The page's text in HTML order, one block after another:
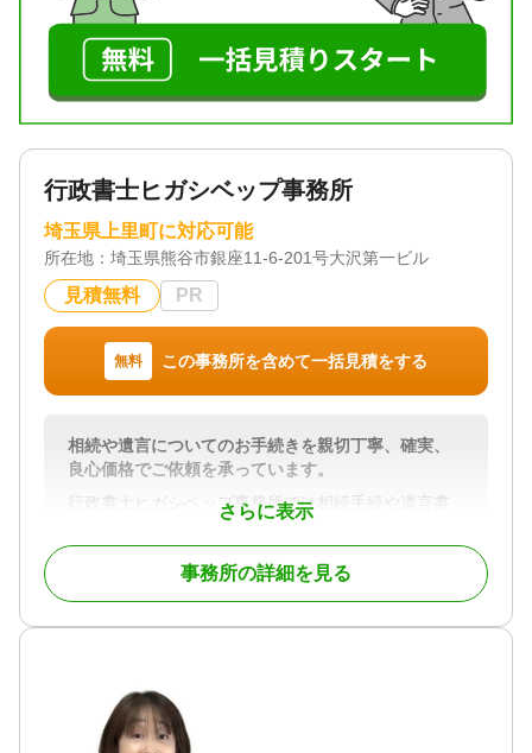
行政書士ヒガシベップ事務所
埼玉県上里町に対応可能
所在地： 埼玉県熊谷市銀座11‐6‐201号大沢第一ビル
見積無料 PR
無料 この事務所を含めて一括見積をする
さらに表示
相続や遺言についてのお手続きを親切丁寧、確実、
良心価格でご依頼を承っています。
行政書士ヒガシベップ事務所では相続手続や遺言書
の作成手続きについてご依頼を承っています。
相続手続については、多数の書類の収集や、相続財
産の調査を行わなければならなかったりと大変時間
上記のような場合にどのような形で進めていけば問
題なく円滑に進めていけるかをしっかりとご提案さ
せていただきご依頼を進めさせていただいておりま
事務所の詳細を見る